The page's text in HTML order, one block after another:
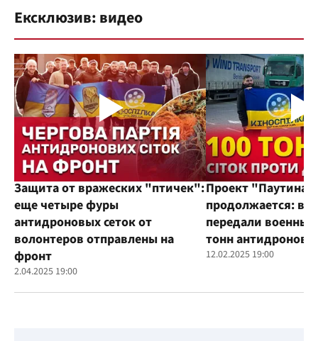
Ексклюзив: видео
Защита от вражеских "птичек":
еще четыре фуры
антидроновых сеток от
волонтеров отправлены на
фронт
2.04.2025 19:00
Проект "Паутина"
продолжается:
передали
тонн
12.02.2025 19:00